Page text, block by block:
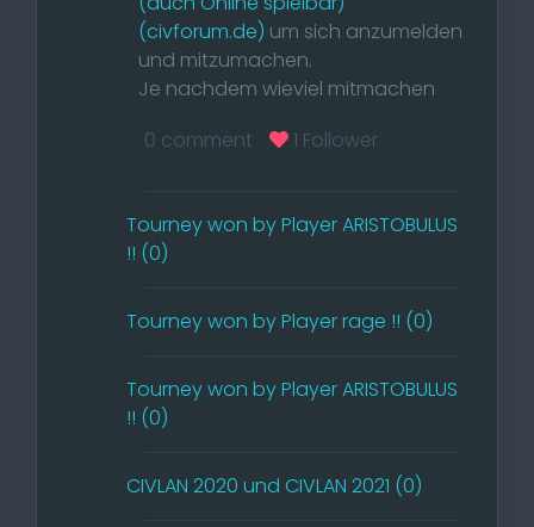
(civforum.de) um sich anzumelden
und mitzumachen.
Je nachdem wieviel mitmachen
ist jeder eingeladen andere Settings
Das Turnier soll ab dem 12.4 bis
Ende 2021 dann stattfinden.
bereitgestellt.
0 comment 1 Follower
Tourney won by Player ARISTOBULUS
!! (0)
Tourney won by Player rage !! (0)
Tourney won by Player ARISTOBULUS
!! (0)
CIVLAN 2020 und CIVLAN 2021 (0)